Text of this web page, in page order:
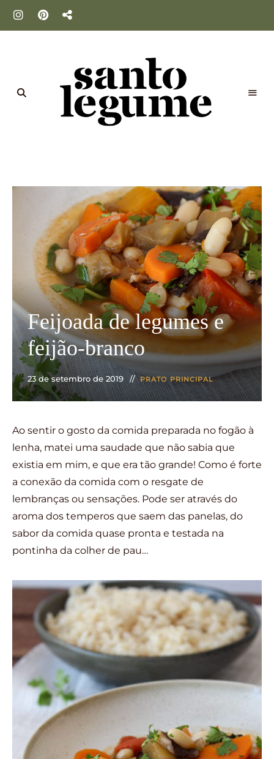
Legume
Feijoada de legumes e
feijão-branco
23 de setembro de 2019 PRATO PRINCIPAL
Ao sentir o gosto da comida preparada no fogão à
lenha, matei uma saudade que não sabia que
existia em mim, e que era tão grande! Como é forte
a conexão da comida com o resgate de
lembranças ou sensações. Pode ser através do
aroma dos temperos que saem das panelas, do
sabor da comida quase pronta e testada na
pontinha da colher de pau…